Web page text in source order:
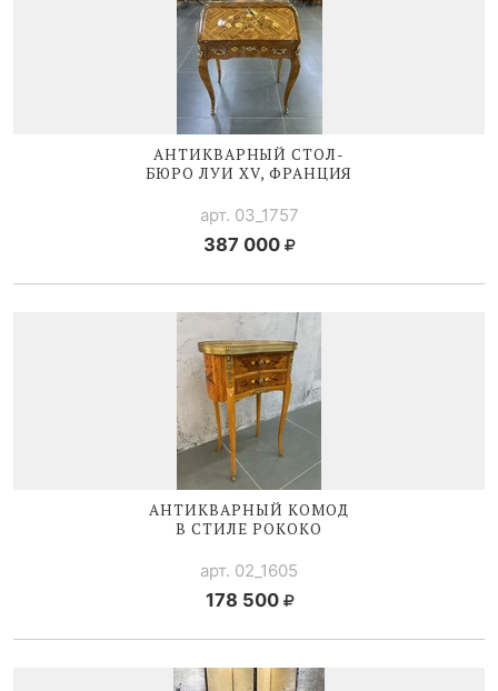
АНТИКВАРНЫЙ СТОЛ-
БЮРОЛУИ XV, ФРАНЦИЯ
арт. 03_1757
387 000
АНТИКВАРНЫЙ КОМОД
В СТИЛЕ РОКОКО
арт. 02_1605
178 500